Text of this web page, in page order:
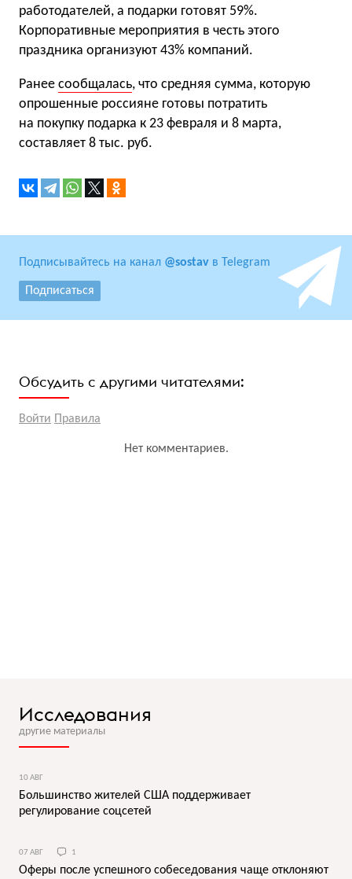
работодателей, а подарки готовят 59%.
Корпоративные мероприятия в честь этого
праздника организуют 43% компаний.
Ранее сообщалась, что средняя сумма, которую
опрошенные россияне готовы потратить
на покупку подарка к 23 февраля и 8 марта,
составляет 8 тыс. руб.
Подписывайтесь на канал @sostav в Telegram
Подписаться
Обсудить с другими читателями:
Войти Правила
Нет комментариев.
Исследования
другие материалы
10 АВГ
Большинство жителей США поддерживает
регулирование соцсетей
07 АВГ 1
Оферы после успешного собеседования чаще отклоняют